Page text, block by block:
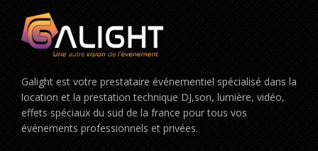
Galight est votre prestataire événementiel spécialisé dans la
location et la prestation technique DJ,son, lumière, vidéo,
effets spéciaux du sud de la france pour tous vos
événements professionnels et privées.